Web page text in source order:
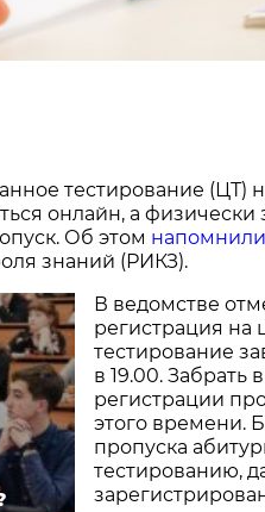
тестирование (ЦТ)
онлайн, а физически
Об этом напомнили
знаний (РИКЗ).
В ведомстве
регистрация на
тестирование
в 19.00. Забрать
регистрации
этого времени.
пропуска
тестированию,